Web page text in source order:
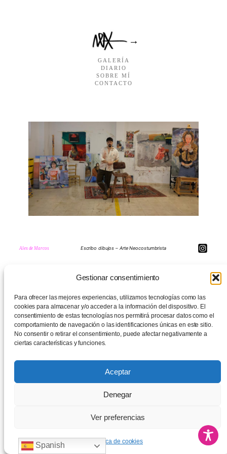
Gestionar consentimiento
Para ofrecer las mejores experiencias, utilizamos tecnologías como las
cookies para almacenar y/o acceder a la información del dispositivo. El
consentimiento de estas tecnologías nos permitirá procesar datos como el
comportamiento de navegación o las identificaciones únicas en este sitio.
No consentir o retirar el consentimiento, puede afectar negativamente a
ciertas características y funciones.
Aceptar
Denegar
Ver preferencias
Política de cookies
→
GALERÍA
DIARIO
SOBRE MÍ
CONTACTO
Alex de Marcos Escribo dibujos – Arte Neocostumbrista
Términos y condicionesPolítica de cookies (UE)
Spanish